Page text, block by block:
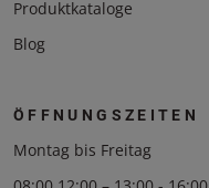
Produktkataloge
Blog
ÖFFNUNGSZEITEN
Montag bis Freitag